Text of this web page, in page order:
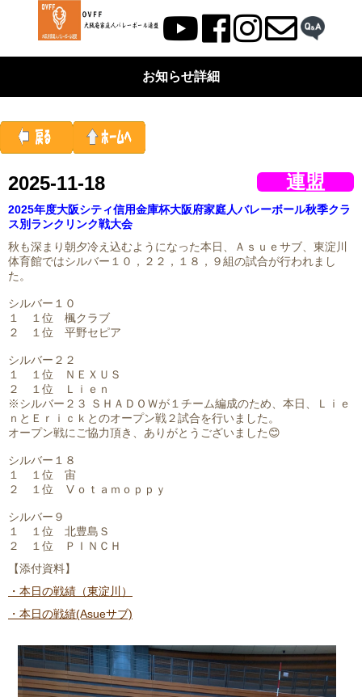
お知らせ詳細
2025-11-18 連盟
2025年度大阪シティ信用金庫杯大阪府家庭人バレーボール秋季クラ
ス別ランクリンク戦大会
秋も深まり朝夕冷え込むようになった本日、Ａｓｕｅサブ、東淀川
体育館ではシルバー１０，２２，１８，９組の試合が行われまし
た。
シルバー１０
１ １位 楓クラブ
２ １位 平野セピア
シルバー２２
１ １位 ＮＥＸＵＳ
２ １位 Ｌｉｅｎ
※シルバー２３ ＳＨＡＤＯＷが１チーム編成のため、本日、Ｌｉｅ
ｎとＥｒｉｃｋとのオープン戦２試合を行いました。
オープン戦にご協力頂き、ありがとうございました😊
シルバー１８
１ １位 宙
２ １位 Ⅴｏｔａｍｏｐｐｙ
シルバー９
１ １位 北豊島Ｓ
２ １位 ＰＩＮＣＨ
【添付資料】
・本日の戦績（東淀川）
・本日の戦績(Asueサブ)